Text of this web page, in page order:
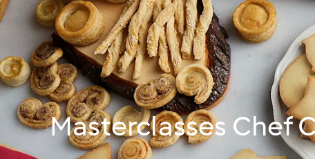
Dietas e tendências
estações
Masterclasses Chef